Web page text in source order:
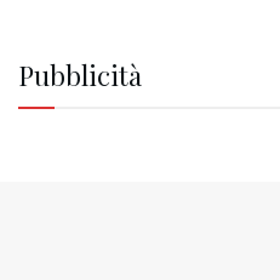
Pubblicità